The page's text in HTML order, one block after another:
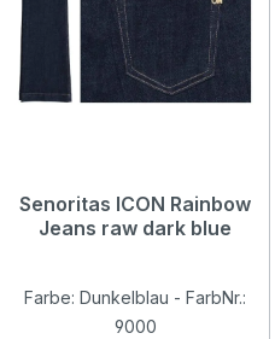
Senoritas ICON Rainbow
Jeans raw dark blue
Farbe: Dunkelblau - FarbNr.:
9000